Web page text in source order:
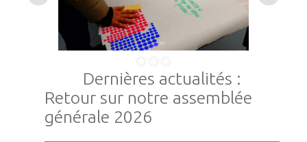
Dernières actualités :
Retour sur notre assemblée
générale 2026